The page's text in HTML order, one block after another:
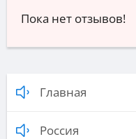
Пока нет отзывов!
Главная
Россия